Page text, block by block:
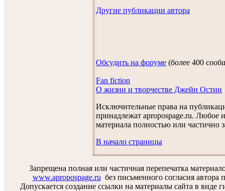
Другие публикации автора
Обсудить на форуме (более 400
Fan fiction
О жизни и творчестве Джейн Остин
Исключительные права на
принадлежат apropospage.ru. Любое
материала полностью или частично
В начало страницы
Запрещена полная или частичная перепечатка
www.apropospage.ru без письменного согласия автора
Допускается создание ссылки на материалы сайта в виде